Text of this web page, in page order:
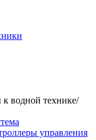
к водной технике/
управления